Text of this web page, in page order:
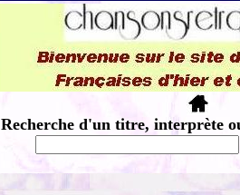
Recherche d'un titre, interprète